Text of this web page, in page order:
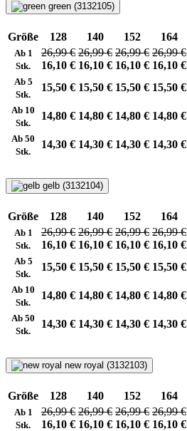
green (3132105)
Größe 128 140 152 164
Ab 1
Stk.
26,99 €
16,10 €
26,99 €
16,10 €
26,99 €
16,10 €
26,99 €
16,10 €
Ab 5
Stk.
15,50 € 15,50 € 15,50 € 15,50 €
Ab 10
Stk.
14,80 € 14,80 € 14,80 € 14,80 €
Ab 50
Stk.
14,30 € 14,30 € 14,30 € 14,30 €
gelb (3132104)
Größe 128 140 152 164
Ab 1
Stk.
26,99 €
16,10 €
26,99 €
16,10 €
26,99 €
16,10 €
26,99 €
16,10 €
Ab 5
Stk.
15,50 € 15,50 € 15,50 € 15,50 €
Ab 10
Stk.
14,80 € 14,80 € 14,80 € 14,80 €
Ab 50
Stk.
14,30 € 14,30 € 14,30 € 14,30 €
new royal (3132103)
Größe 128 140 152 164
Ab 1
Stk.
26,99 €
16,10 €
26,99 €
16,10 €
26,99 €
16,10 €
26,99 €
16,10 €